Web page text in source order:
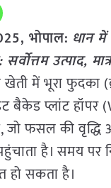
भोपाल: धान
सर्वोत्तम उत्पाद,
में भूरा फुदका
बैकेड प्लांट हॉपर
जो फसल की वृद्धि
है। समय पर
हो सकता है।